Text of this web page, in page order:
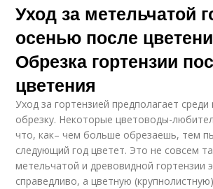
Уход за метельчатой
осенью после
Обрезка гортензии
цветения
Уход за гортензией предполагает среди
обрезку. Некоторые цветоводы-
что, как– чем больше обрезаешь, тем
следующий год цветет. Это не совсем
метельчатой и древовидной гортензии
справедливо, а цветную